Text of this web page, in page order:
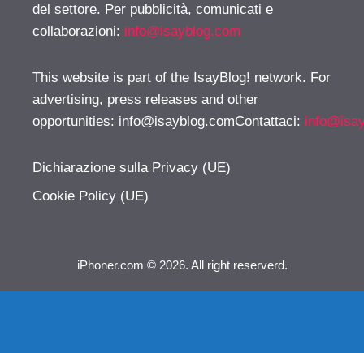
del settore. Per pubblicità, comunicati e
collaborazioni: info@isayblog.com
This website is part of the IsayBlog! network. For
advertising, press releases and other
opportunities: info@isayblog.comContattaci:
Dichiarazione sulla Privacy (UE)
Cookie Policy (UE)
iPhoner.com © 2026. All right reserverd.